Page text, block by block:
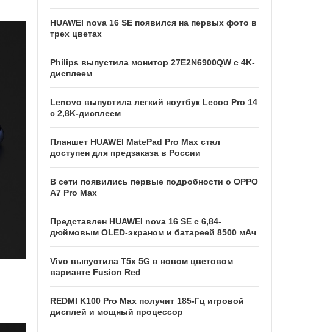
HUAWEI nova 16 SE появился на первых фото в
трех цветах
Philips выпустила монитор 27E2N6900QW с 4K-
дисплеем
Lenovo выпустила легкий ноутбук Lecoo Pro 14
с 2,8K-дисплеем
Планшет HUAWEI MatePad Pro Max стал
доступен для предзаказа в России
В сети появились первые подробности о OPPO
A7 Pro Max
Представлен HUAWEI nova 16 SE с 6,84-
дюймовым OLED-экраном и батареей 8500 мАч
Vivo выпустила T5x 5G в новом цветовом
варианте Fusion Red
REDMI K100 Pro Max получит 185-Гц игровой
дисплей и мощный процессор